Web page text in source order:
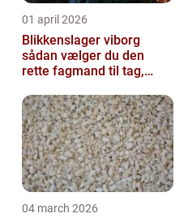
01 april 2026
Blikkenslager viborg
sådan vælger du den
rette fagmand til tag,
04 march 2026